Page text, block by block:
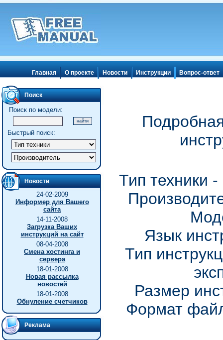
Главная О проекте Новости Инструкции Вопрос-ответ
Поиск
Поиск по модели:
Быстрый поиск:
Новости
24-02-2009
Информер для Вашего
сайта
14-11-2008
Загрузка Ваших
инструкций на сайт
08-04-2008
Смена хостинга и
сервера
18-01-2008
Новая рассылка
новостей
18-01-2008
Обнуление счетчиков
Реклама
Тип техники
Язык
Тип
Размер
Формат